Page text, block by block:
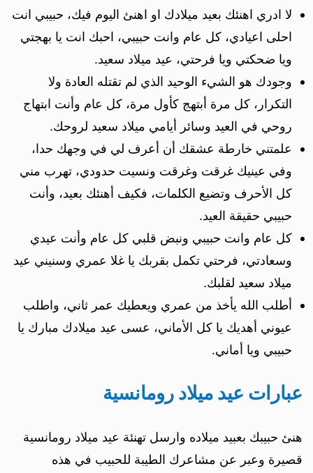
لا ادري اهنئك ب‏عيد ميلادك او اهنئ اليوم فيك، حبيبي انت
احلى اعيادي، كل عام وانت حبيبي، احبك انت يا بهجتي
ويا ضحكتي ويا فرحتي، عيد ميلاد سعيد.
وجودك هو الشيء الوحيد الذي لم تقتله العادة ولا
التكرار، كل مرة أبتهج كأول مرة، كل عام وأنت ابتهاج
روحي في العيد وسائر أيامي ميلاد سعيد لروحك.
علمتني خارطة عشقك أن أعرف لي في وجهك حدا،
وفي عينيك غرقت وغرقت ونسيت حدودي، تهرب مني
كل الأحرف وتضيع الكلمات، فكيف أهنئك بعيد، وأنت
حبيبي حقيقة العيد.
كل عام وانت حبيبي ونبض قلبي كل عام وأنت عيدي
وسعادتي، فرحتي تكمل بقربك يا غلا عمري وسنيني عيد
ميلاد سعيد لقلبك.
أطلب الله يأخذ من عمري ويعطيك عمر ثاني، واطلب
عيوني أهديك يا كل الأماني، عسى عيد ميلادك مبارك يا
حبيبي ويا أماني.
عبارات عيد ميلاد رومانسية
هنئ حبيبك بعبيد ميلاده وارسل تهنئة عيد ميلاد رومانسية
قصيرة وعبر عن مشاعرك الطيبة للحبيب في هذه